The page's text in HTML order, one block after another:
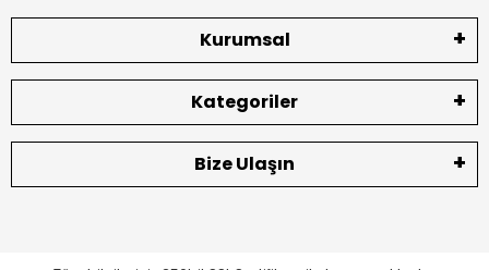
Kurumsal
Kategoriler
Bize Ulaşın